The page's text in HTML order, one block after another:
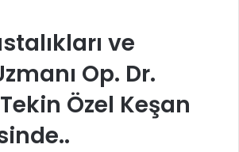
ve
Op. Dr.
Özel Keşan